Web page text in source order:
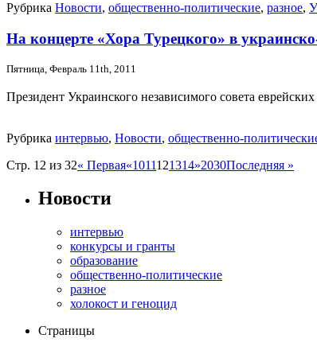
Рубрика Новости, общественно-политические, разное,
На концерте «Хора Турецкого» в
Пятница, Февраль 11th, 2011
Президент Украинского независимого совета
Рубрика интервью, Новости, общественно-
Стр. 12 из 32« Первая«1011121314»2030Последняя »
Новости
интервью
конкурсы и гранты
образование
общественно-политические
разное
холокост и геноцид
Страницы